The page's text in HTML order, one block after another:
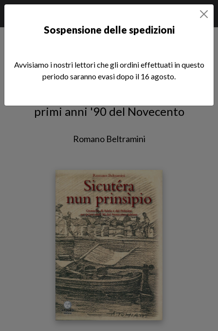
Sicutera nun prinsipio
primi anni '90 del Novecento
Romano Beltramini
Sospensione delle spedizioni
Avvisiamo i nostri lettori che gli ordini effettuati in questo
periodo saranno evasi dopo il 16 agosto.